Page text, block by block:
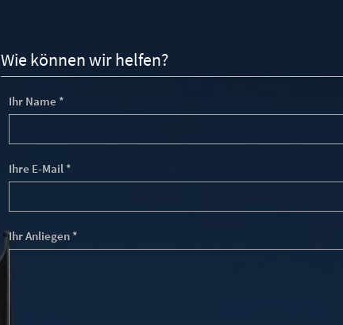
Wie können wir helfen?
Ihr Name *
Ihre E-Mail *
Ihr Anliegen *